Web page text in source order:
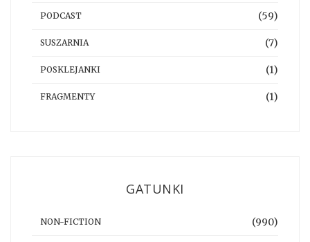
PODCAST (59)
SUSZARNIA (7)
POSKLEJANKI (1)
FRAGMENTY (1)
GATUNKI
NON-FICTION (990)